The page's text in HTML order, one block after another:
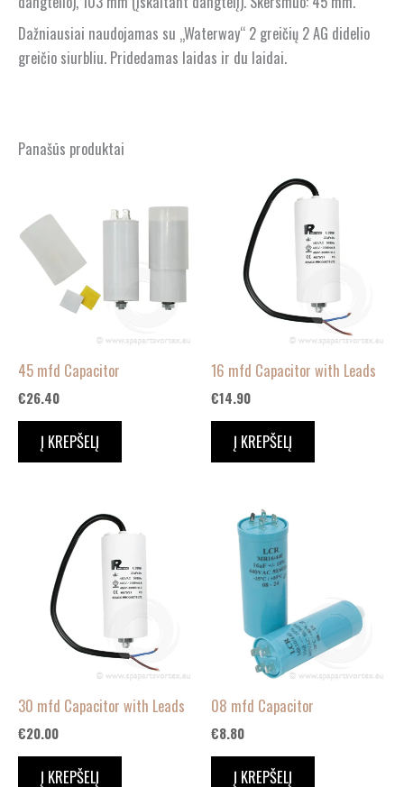
Dažniausiai naudojamas su „Waterway“ 2 greičių 2 AG didelio
greičio siurbliu. Pridedamas laidas ir du laidai.
Panašūs produktai
45 mfd Capacitor
€26.40
Į KREPŠELĮ
16 mfd Capacitor with Leads
€14.90
Į KREPŠELĮ
30 mfd Capacitor with Leads
€20.00
Į KREPŠELĮ
08 mfd Capacitor
€8.80
Į KREPŠELĮ